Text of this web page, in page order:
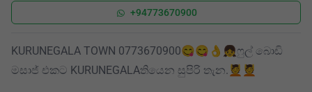
+94773670900
KURUNEGALA TOWN 0773670900😋😋👌👧ෆුල් බොඩි
මසාජ් එකට KURUNEGALAතියෙන සුපිරි තැන.💆💆